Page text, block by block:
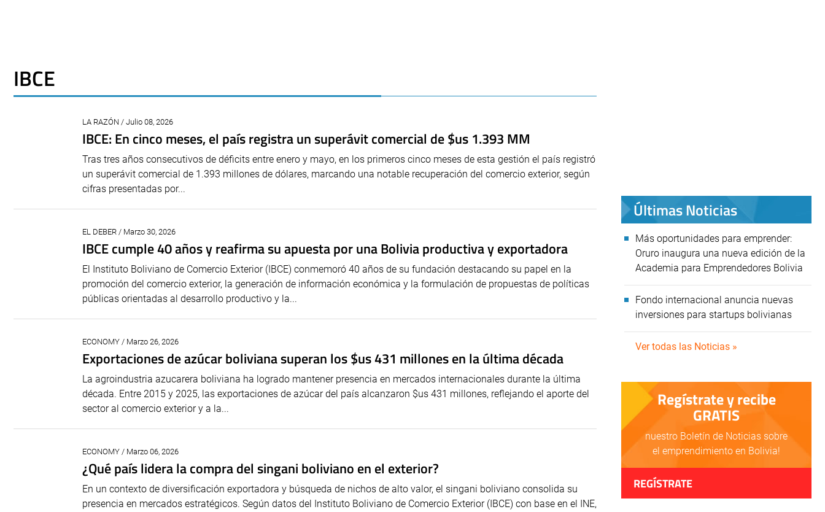
IBCE
LA RAZÓN / Julio 08, 2026
IBCE: En cinco meses, el país registra un superávit comercial de $us 1.393 MM
Tras tres años consecutivos de déficits entre enero y mayo, en los primeros cinco meses de esta gestión el país registró
un superávit comercial de 1.393 millones de dólares, marcando una notable recuperación del comercio exterior, según
cifras presentadas por...
EL DEBER / Marzo 30, 2026
IBCE cumple 40 años y reafirma su apuesta por una Bolivia productiva y exportadora
El Instituto Boliviano de Comercio Exterior (IBCE) conmemoró 40 años de su fundación destacando su papel en la
promoción del comercio exterior, la generación de información económica y la formulación de propuestas de políticas
públicas orientadas al desarrollo productivo y la...
ECONOMY / Marzo 26, 2026
Exportaciones de azúcar boliviana superan los $us 431 millones en la última década
La agroindustria azucarera boliviana ha logrado mantener presencia en mercados internacionales durante la última
década. Entre 2015 y 2025, las exportaciones de azúcar del país alcanzaron $us 431 millones, reflejando el aporte del
sector al comercio exterior y a la...
ECONOMY / Marzo 06, 2026
¿Qué país lidera la compra del singani boliviano en el exterior?
En un contexto de diversificación exportadora y búsqueda de nichos de alto valor, el singani boliviano consolida su
presencia en mercados estratégicos. Según datos del Instituto Boliviano de Comercio Exterior (IBCE) con base en el INE,
Últimas Noticias
Más oportunidades para emprender:
Oruro inaugura una nueva edición de la
Academia para Emprendedores Bolivia
Fondo internacional anuncia nuevas
inversiones para startups bolivianas
Ver todas las Noticias »
Regístrate y recibe
GRATIS
nuestro Boletín de Noticias sobre
el emprendimiento en Bolivia!
REGÍSTRATE